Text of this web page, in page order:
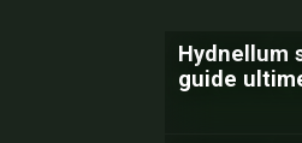
Hydnellum
guide